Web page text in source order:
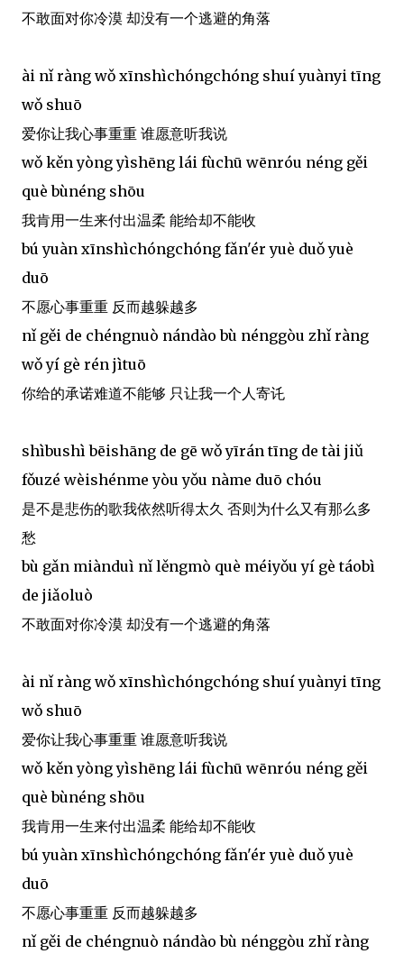
不敢面对你冷漠 却没有一个逃避的角落
ài nǐ ràng wǒ xīnshìchóngchóng shuí yuànyi tīng
wǒ shuō
爱你让我心事重重 谁愿意听我说
wǒ kěn yòng yìshēng lái fùchū wēnróu néng gěi
què bùnéng shōu
我肯用一生来付出温柔 能给却不能收
bú yuàn xīnshìchóngchóng fǎn'ér yuè duǒ yuè
duō
不愿心事重重 反而越躲越多
nǐ gěi de chéngnuò nándào bù nénggòu zhǐ ràng
wǒ yí gè rén jìtuō
你给的承诺难道不能够 只让我一个人寄讬
shìbushì bēishāng de gē wǒ yīrán tīng de tài jiǔ
fǒuzé wèishénme yòu yǒu nàme duō chóu
是不是悲伤的歌我依然听得太久 否则为什么又有那么多
愁
bù gǎn miànduì nǐ lěngmò què méiyǒu yí gè táobì
de jiǎoluò
不敢面对你冷漠 却没有一个逃避的角落
ài nǐ ràng wǒ xīnshìchóngchóng shuí yuànyi tīng
wǒ shuō
爱你让我心事重重 谁愿意听我说
wǒ kěn yòng yìshēng lái fùchū wēnróu néng gěi
què bùnéng shōu
我肯用一生来付出温柔 能给却不能收
bú yuàn xīnshìchóngchóng fǎn'ér yuè duǒ yuè
duō
不愿心事重重 反而越躲越多
nǐ gěi de chéngnuò nándào bù nénggòu zhǐ ràng